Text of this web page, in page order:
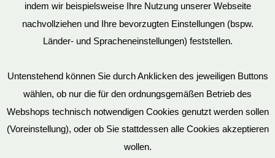
Mein Konto
Vertrag widerrufen
indem wir beispielsweise Ihre Nutzung unserer Webseite
nachvollziehen und Ihre bevorzugten Einstellungen (bspw.
Länder- und Spracheneinstellungen) feststellen.
Untenstehend können Sie durch Anklicken des jeweiligen Buttons
wählen, ob nur die für den ordnungsgemäßen Betrieb des
Webshops technisch notwendigen Cookies genutzt werden sollen
(Voreinstellung), oder ob Sie stattdessen alle Cookies akzeptieren
wollen.